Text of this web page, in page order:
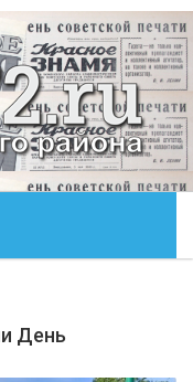
День